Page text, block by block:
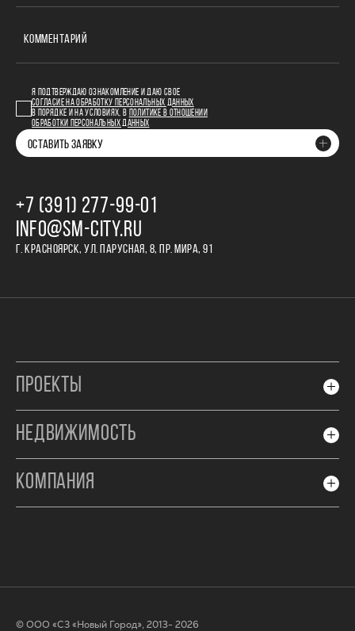
КОММЕНТАРИЙ
Я ПОДТВЕРЖДАЮ ОЗНАКОМЛЕНИЕ И ДАЮ СВОЕ
СОГЛАСИЕ НА ОБРАБОТКУ ПЕРСОНАЛЬНЫХ ДАННЫХ
В ПОРЯДКЕ И НА УСЛОВИЯХ, В
ПОЛИТИКЕ В ОТНОШЕНИИ
ОБРАБОТКИ ПЕРСОНАЛЬНЫХ ДАННЫХ
ОСТАВИТЬ ЗАЯВКУ
+7 (391) 277‒99‒01
INFO@SM-CITY.RU
Г. КРАСНОЯРСК, УЛ. ПАРУСНАЯ, 8, ПР. МИРА, 91
ПРОЕКТЫ
НЕДВИЖИМОСТЬ
КОМПАНИЯ
© ООО «СЗ «Новый Город», 2013- 2026